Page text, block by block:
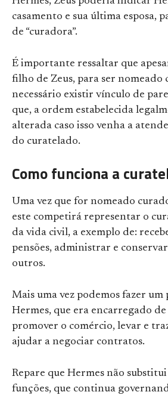
casamento e sua última esposa,
de “curadora”.
É importante ressaltar que
filho de Zeus, para ser nomeado
necessário existir vínculo de
que, a ordem estabelecida
alterada caso isso venha a
do curatelado.
Como funciona a
Uma vez que for nomeado
este competirá representar o
da vida civil, a exemplo de:
pensões, administrar e
outros.
Mais uma vez podemos fazer um
Hermes, que era encarregado
promover o comércio, levar e
ajudar a negociar contratos.
Repare que Hermes não substitui
funções, que continua